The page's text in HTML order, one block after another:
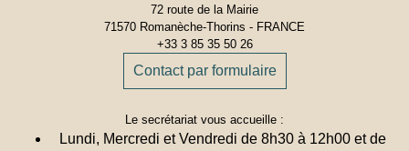
72 route de la Mairie
71570 Romanèche-Thorins - FRANCE
+33 3 85 35 50 26
Contact par formulaire
Le secrétariat vous accueille :
Lundi, Mercredi et Vendredi de 8h30 à 12h00 et de